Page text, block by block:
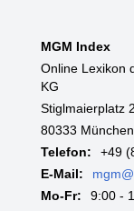
MGM Index
Online Lexikon
KG
Stiglmaierplatz 2
80333 München
Telefon:
+49
E-Mail:
Mo-Fr:
9:00 -